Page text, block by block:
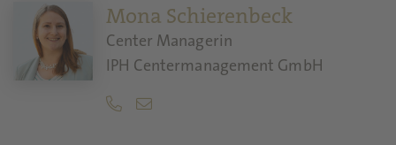
Mona Schierenbeck
Center Managerin
IPH Centermanagement GmbH